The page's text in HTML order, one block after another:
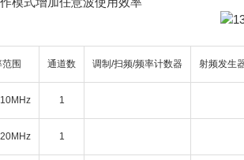
围 通道数 调制/扫频/频率计数器 射频发生
1
1